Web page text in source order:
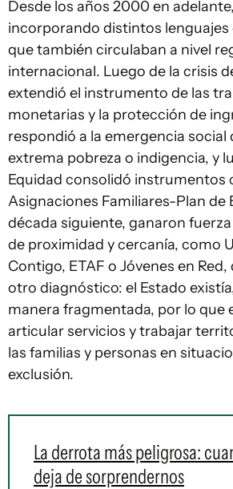
Desde los años 2000 en
incorporando distintos lenguajes
que también circulaban a nivel
internacional. Luego de la crisis
extendió el instrumento de las
monetarias y la protección de
respondió a la emergencia social
extrema pobreza o indigencia, y
Equidad consolidó instrumentos
Asignaciones Familiares-Plan de
década siguiente, ganaron
de proximidad y cercanía, como
Contigo, ETAF o Jóvenes en
otro diagnóstico: el Estado
manera fragmentada, por lo que
articular servicios y trabajar
las familias y personas en
exclusión.
La derrota más peligrosa:
deja de sorprendernos